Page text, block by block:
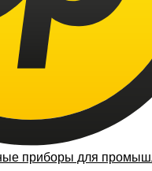
приборы для